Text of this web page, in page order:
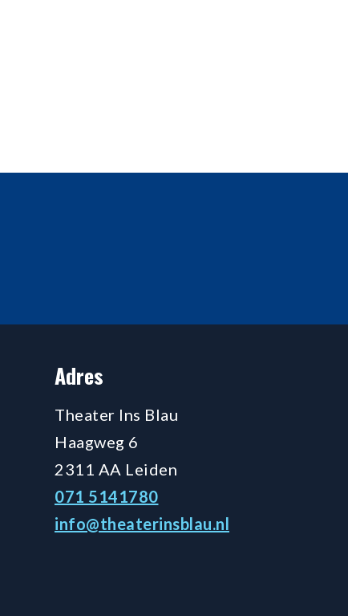
Adres
Theater Ins Blau
Haagweg 6
2311 AA Leiden
071 5141780
info@theaterinsblau.nl